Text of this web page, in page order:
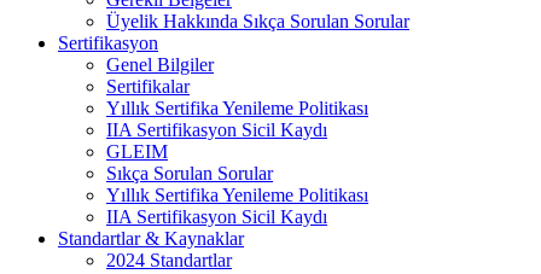
Üyelik Hakkında Sıkça Sorulan Sorular
Sertifikasyon
Genel Bilgiler
Sertifikalar
Yıllık Sertifika Yenileme Politikası
IIA Sertifikasyon Sicil Kaydı
GLEIM
Sıkça Sorulan Sorular
Yıllık Sertifika Yenileme Politikası
IIA Sertifikasyon Sicil Kaydı
Standartlar & Kaynaklar
2024 Standartlar